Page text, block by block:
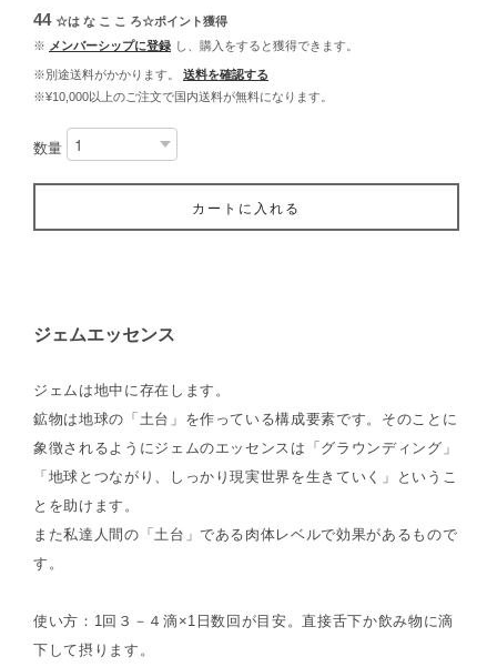
44 ☆は な こ こ ろ☆ポイント獲得
※ メンバーシップに登録 し、購入をすると獲得できます。
※別途送料がかかります。
送料を確認する
※¥10,000以上のご注文で国内送料が無料になります。
数量
カートに入れる
ジェムエッセンス
ジェムは地中に存在します。
鉱物は地球の「土台」を作っている構成要素です。そのことに
象徴されるようにジェムのエッセンスは「グラウンディング」
「地球とつながり、しっかり現実世界を生きていく」というこ
とを助けます。
また私達人間の「土台」である肉体レベルで効果があるもので
す。
使い方：1回３－４滴×1日数回が目安。直接舌下か飲み物に滴
下して摂ります。